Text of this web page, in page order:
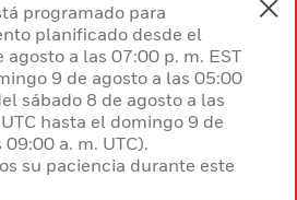
programado para
planificado desde el
agosto a las 07:00 p. m. EST
9 de agosto a las 05:00
sábado 8 de agosto a las
hasta el domingo 9 de
09:00 a. m. UTC).
su paciencia durante este